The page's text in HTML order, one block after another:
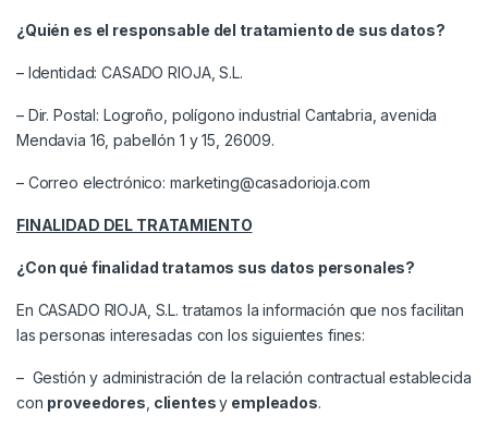
¿Quién es el responsable del tratamiento de sus datos?
– Identidad: CASADO RIOJA, S.L.
– Dir. Postal: Logroño, polígono industrial Cantabria, avenida
Mendavia 16, pabellón 1 y 15, 26009.
– Correo electrónico: marketing@casadorioja.com
FINALIDAD DEL TRATAMIENTO
¿Con qué finalidad tratamos sus datos personales?
En CASADO RIOJA, S.L. tratamos la información que nos facilitan
las personas interesadas con los siguientes fines:
– Gestión y administración de la relación contractual establecida
con proveedores clientesy empleados.